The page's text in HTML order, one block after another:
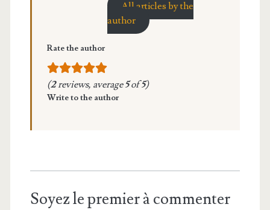
All articles by the
author
Rate the author
(2reviews, average5of5)
Write to the author
Soyez le premier à commenter